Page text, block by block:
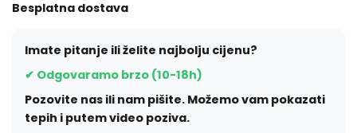
Besplatna dostava
Imate pitanje ili želite najbolju cijenu?
✔ Odgovaramo brzo (10-18h)
Pozovite nas ili nam pišite. Možemo vam pokazati
tepih i putem video poziva.